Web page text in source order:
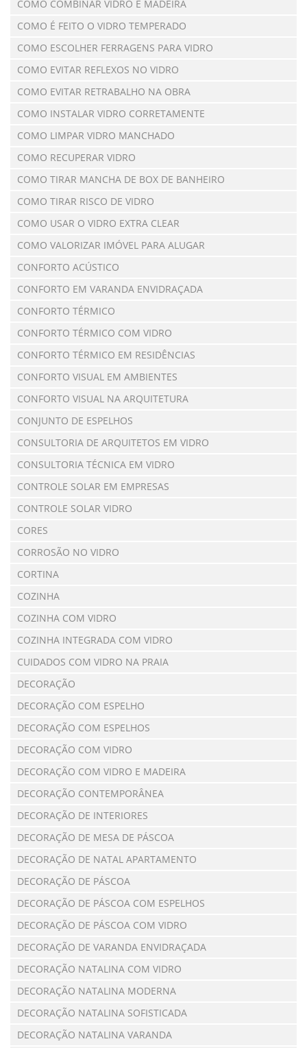
COMO COMBINAR VIDRO E MADEIRA
COMO É FEITO O VIDRO TEMPERADO
COMO ESCOLHER FERRAGENS PARA VIDRO
COMO EVITAR REFLEXOS NO VIDRO
COMO EVITAR RETRABALHO NA OBRA
COMO INSTALAR VIDRO CORRETAMENTE
COMO LIMPAR VIDRO MANCHADO
COMO RECUPERAR VIDRO
COMO TIRAR MANCHA DE BOX DE BANHEIRO
COMO TIRAR RISCO DE VIDRO
COMO USAR O VIDRO EXTRA CLEAR
COMO VALORIZAR IMÓVEL PARA ALUGAR
CONFORTO ACÚSTICO
CONFORTO EM VARANDA ENVIDRAÇADA
CONFORTO TÉRMICO
CONFORTO TÉRMICO COM VIDRO
CONFORTO TÉRMICO EM RESIDÊNCIAS
CONFORTO VISUAL EM AMBIENTES
CONFORTO VISUAL NA ARQUITETURA
CONJUNTO DE ESPELHOS
CONSULTORIA DE ARQUITETOS EM VIDRO
CONSULTORIA TÉCNICA EM VIDRO
CONTROLE SOLAR EM EMPRESAS
CONTROLE SOLAR VIDRO
CORES
CORROSÃO NO VIDRO
CORTINA
COZINHA
COZINHA COM VIDRO
COZINHA INTEGRADA COM VIDRO
CUIDADOS COM VIDRO NA PRAIA
DECORAÇÃO
DECORAÇÃO COM ESPELHO
DECORAÇÃO COM ESPELHOS
DECORAÇÃO COM VIDRO
DECORAÇÃO COM VIDRO E MADEIRA
DECORAÇÃO CONTEMPORÂNEA
DECORAÇÃO DE INTERIORES
DECORAÇÃO DE MESA DE PÁSCOA
DECORAÇÃO DE NATAL APARTAMENTO
DECORAÇÃO DE PÁSCOA
DECORAÇÃO DE PÁSCOA COM ESPELHOS
DECORAÇÃO DE PÁSCOA COM VIDRO
DECORAÇÃO DE VARANDA ENVIDRAÇADA
DECORAÇÃO NATALINA COM VIDRO
DECORAÇÃO NATALINA MODERNA
DECORAÇÃO NATALINA SOFISTICADA
DECORAÇÃO NATALINA VARANDA